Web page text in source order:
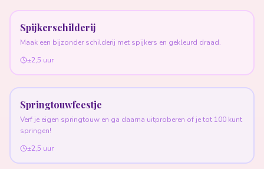
Spijkerschilderij
Maak een bijzonder schilderij met spijkers en gekleurd draad.
±2,5 uur
Springtouwfeestje
Verf je eigen springtouw en ga daarna uitproberen of je tot 100 kunt
springen!
±2,5 uur